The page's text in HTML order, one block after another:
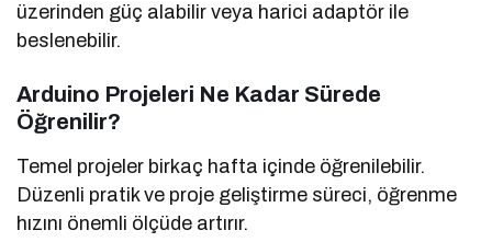
üzerinden güç alabilir veya harici adaptör ile
beslenebilir.
Arduino Projeleri Ne Kadar Sürede
Öğrenilir?
Temel projeler birkaç hafta içinde öğrenilebilir.
Düzenli pratik ve proje geliştirme süreci, öğrenme
hızını önemli ölçüde artırır.